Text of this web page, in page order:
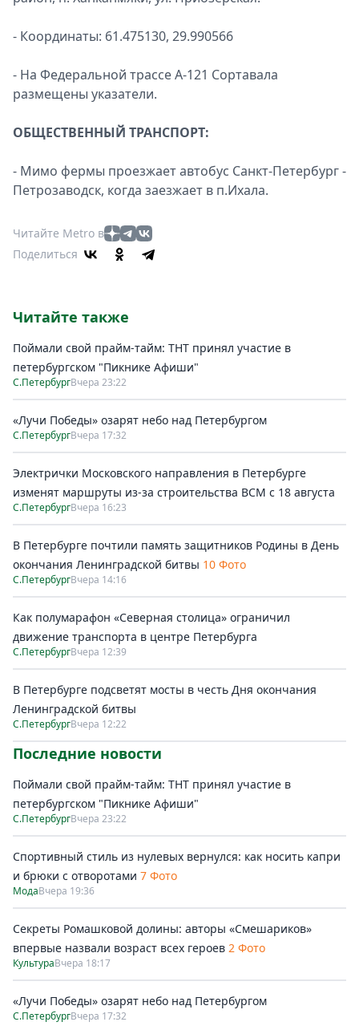
- Координаты: 61.475130, 29.990566
- На Федеральной трассе А-121 Сортавала
размещены указатели.
ОБЩЕСТВЕННЫЙ ТРАНСПОРТ:
- Мимо фермы проезжает автобус Санкт-Петербург -
Петрозаводск, когда заезжает в п.Ихала.
Читайте Metro в
Поделиться
Читайте также
Поймали свой прайм-тайм: ТНТ принял участие в
петербургском "Пикнике Афиши"
С.ПетербургВчера 23:22
«Лучи Победы» озарят небо над Петербургом
С.ПетербургВчера 17:32
Электрички Московского направления в Петербурге
изменят маршруты из-за строительства ВСМ с 18 августа
С.ПетербургВчера 16:23
В Петербурге почтили память защитников Родины в День
окончания Ленинградской битвы 10 Фото
С.ПетербургВчера 14:16
Как полумарафон «Северная столица» ограничил
движение транспорта в центре Петербурга
С.ПетербургВчера 12:39
В Петербурге подсветят мосты в честь Дня окончания
Ленинградской битвы
С.ПетербургВчера 12:22
Последние новости
Поймали свой прайм-тайм: ТНТ принял участие в
петербургском "Пикнике Афиши"
С.ПетербургВчера 23:22
Спортивный стиль из нулевых вернулся: как носить капри
и брюки с отворотами 7 Фото
МодаВчера 19:36
Секреты Ромашковой долины: авторы «Смешариков»
впервые назвали возраст всех героев 2 Фото
КультураВчера 18:17
«Лучи Победы» озарят небо над Петербургом
С.ПетербургВчера 17:32